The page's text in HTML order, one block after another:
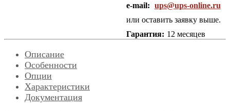
e-mail: ups@ups-online.ru
или оставить заявку выше.
Гарантия: 12 месяцев
Описание
Особенности
Опции
Характеристики
Документация